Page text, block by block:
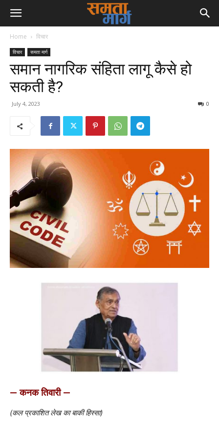
Home विचार
विचार समता मार्ग
समान नागरिक संहिता लागू कैसे हो
सकती है?
July 4, 2023 0
— कनक तिवारी —
(कल प्रकाशित लेख का बाकी हिस्सा)